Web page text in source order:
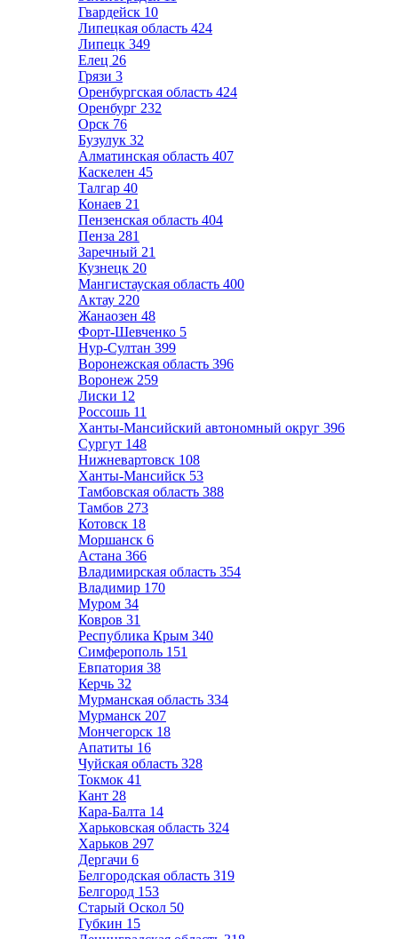
Гвардейск 10
Липецкая область 424
Липецк 349
Елец 26
Грязи 3
Оренбургская область 424
Оренбург 232
Орск 76
Бузулук 32
Алматинская область 407
Каскелен 45
Талгар 40
Конаев 21
Пензенская область 404
Пенза 281
Заречный 21
Кузнецк 20
Мангистауская область 400
Актау 220
Жанаозен 48
Форт-Шевченко 5
Нур-Султан 399
Воронежская область 396
Воронеж 259
Лиски 12
Россошь 11
Ханты-Мансийский автономный округ 396
Сургут 148
Нижневартовск 108
Ханты-Мансийск 53
Тамбовская область 388
Тамбов 273
Котовск 18
Моршанск 6
Астана 366
Владимирская область 354
Владимир 170
Муром 34
Ковров 31
Республика Крым 340
Симферополь 151
Евпатория 38
Керчь 32
Мурманская область 334
Мурманск 207
Мончегорск 18
Апатиты 16
Чуйская область 328
Токмок 41
Кант 28
Кара-Балта 14
Харьковская область 324
Харьков 297
Дергачи 6
Белгородская область 319
Белгород 153
Старый Оскол 50
Губкин 15